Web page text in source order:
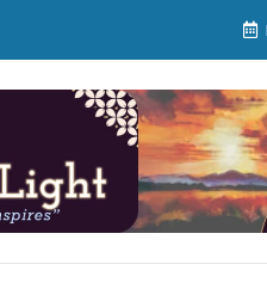
Darurat
2026
Sajian di